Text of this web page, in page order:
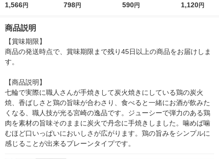
青唐辛子味噌 80g 1セ
1,566円
サンクゼール ご飯の
798円
AKOMEYA TOKYO/ア
590円
セット（5缶
1,120円
商品説明
【賞味期限】
商品の発送時点で、賞味期限まで残り45日以上の商品をお届けしま
す。
【商品説明】
七輪で実際に職人さんが手焼きして炭火焼きにしている鶏の炭火
焼、香ばしさと鶏の旨味が合わさり、食べると一緒にお酒が飲みた
くなる、職人技が光る宮崎の逸品です。ジューシーで弾力のある鶏
肉を素材の旨味そのままに炭火で丹念に手焼きしました。噛めば噛
むほど口いっぱいにおいしさが広がります。鶏の旨みをシンプルに
感じることが出来るプレーンタイプです。